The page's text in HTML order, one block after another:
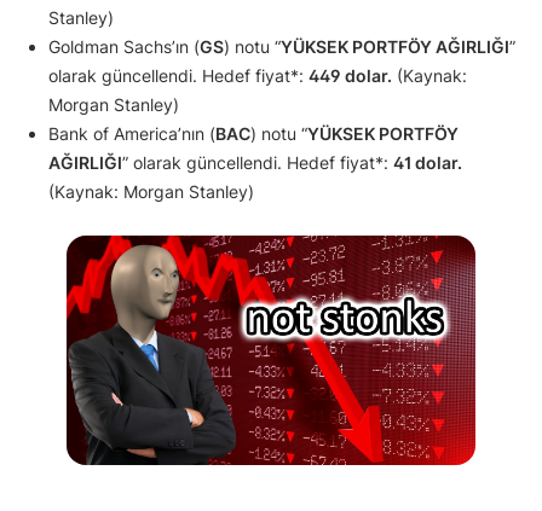
Stanley)
Goldman Sachs’ın (GS) notu “YÜKSEK PORTFÖY AĞIRLIĞI”
olarak güncellendi. Hedef fiyat*: 449 dolar. (Kaynak:
Morgan Stanley)
Bank of America’nın (BAC) notu “YÜKSEK PORTFÖY
AĞIRLIĞI” olarak güncellendi. Hedef fiyat*: 41 dolar.
(Kaynak: Morgan Stanley)